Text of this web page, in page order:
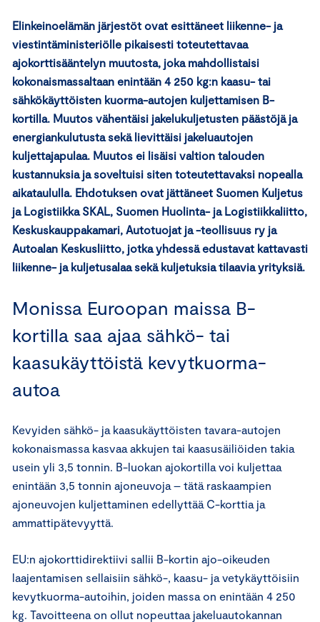
Elinkeinoelämän järjestöt ovat esittäneet liikenne- ja
viestintäministeriölle pikaisesti toteutettavaa
ajokorttisääntelyn muutosta, joka mahdollistaisi
kokonaismassaltaan enintään 4 250 kg:n kaasu- tai
sähkökäyttöisten kuorma-autojen kuljettamisen B-
kortilla. Muutos vähentäisi jakelukuljetusten päästöjä ja
energiankulutusta sekä lievittäisi jakeluautojen
kuljettajapulaa. Muutos ei lisäisi valtion talouden
kustannuksia ja soveltuisi siten toteutettavaksi nopealla
aikataululla. Ehdotuksen ovat jättäneet Suomen Kuljetus
ja Logistiikka SKAL, Suomen Huolinta- ja Logistiikkaliitto,
Keskuskauppakamari, Autotuojat ja -teollisuus ry ja
Autoalan Keskusliitto, jotka yhdessä edustavat kattavasti
liikenne- ja kuljetusalaa sekä kuljetuksia tilaavia yrityksiä.
Monissa Euroopan maissa B-
kortilla saa ajaa sähkö- tai
kaasukäyttöistä kevytkuorma-
autoa
Kevyiden sähkö- ja kaasukäyttöisten tavara-autojen
kokonaismassa kasvaa akkujen tai kaasusäiliöiden takia
usein yli 3,5 tonnin. B-luokan ajokortilla voi kuljettaa
enintään 3,5 tonnin ajoneuvoja – tätä raskaampien
ajoneuvojen kuljettaminen edellyttää C-korttia ja
ammattipätevyyttä.
EU:n ajokorttidirektiivi sallii B-kortin ajo-oikeuden
laajentamisen sellaisiin sähkö-, kaasu- ja vetykäyttöisiin
kevytkuorma-autoihin, joiden massa on enintään 4 250
kg. Tavoitteena on ollut nopeuttaa jakeluautokannan